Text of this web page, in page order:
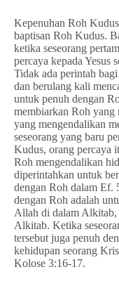
Kepenuhan Roh
baptisan Roh Kudus.
ketika seseorang
percaya kepada Yesus
Tidak ada perintah
dan berulang kali
untuk penuh dengan
membiarkan Roh yang
yang mengendalikan
seseorang yang baru
Kudus, orang percaya
Roh mengendalikan
diperintahkan untuk
dengan Roh dalam Ef.
dengan Roh adalah
Allah di dalam Alkitab,
Alkitab. Ketika
tersebut juga penuh
kehidupan seorang
Kolose 3:16-17.